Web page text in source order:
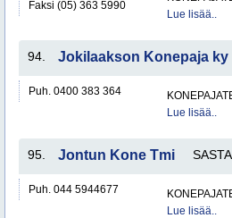
Faksi (05) 363 5990
Lue lisää..
94. Jokilaakson Konepaja ky
Puh. 0400 383 364
Lue lisää..
95. Jontun Kone Tmi
Puh. 044 5944677
Lue lisää..